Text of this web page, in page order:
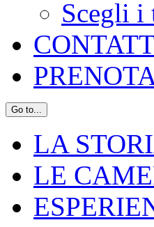
Scegli i
Go to...
LA
LE